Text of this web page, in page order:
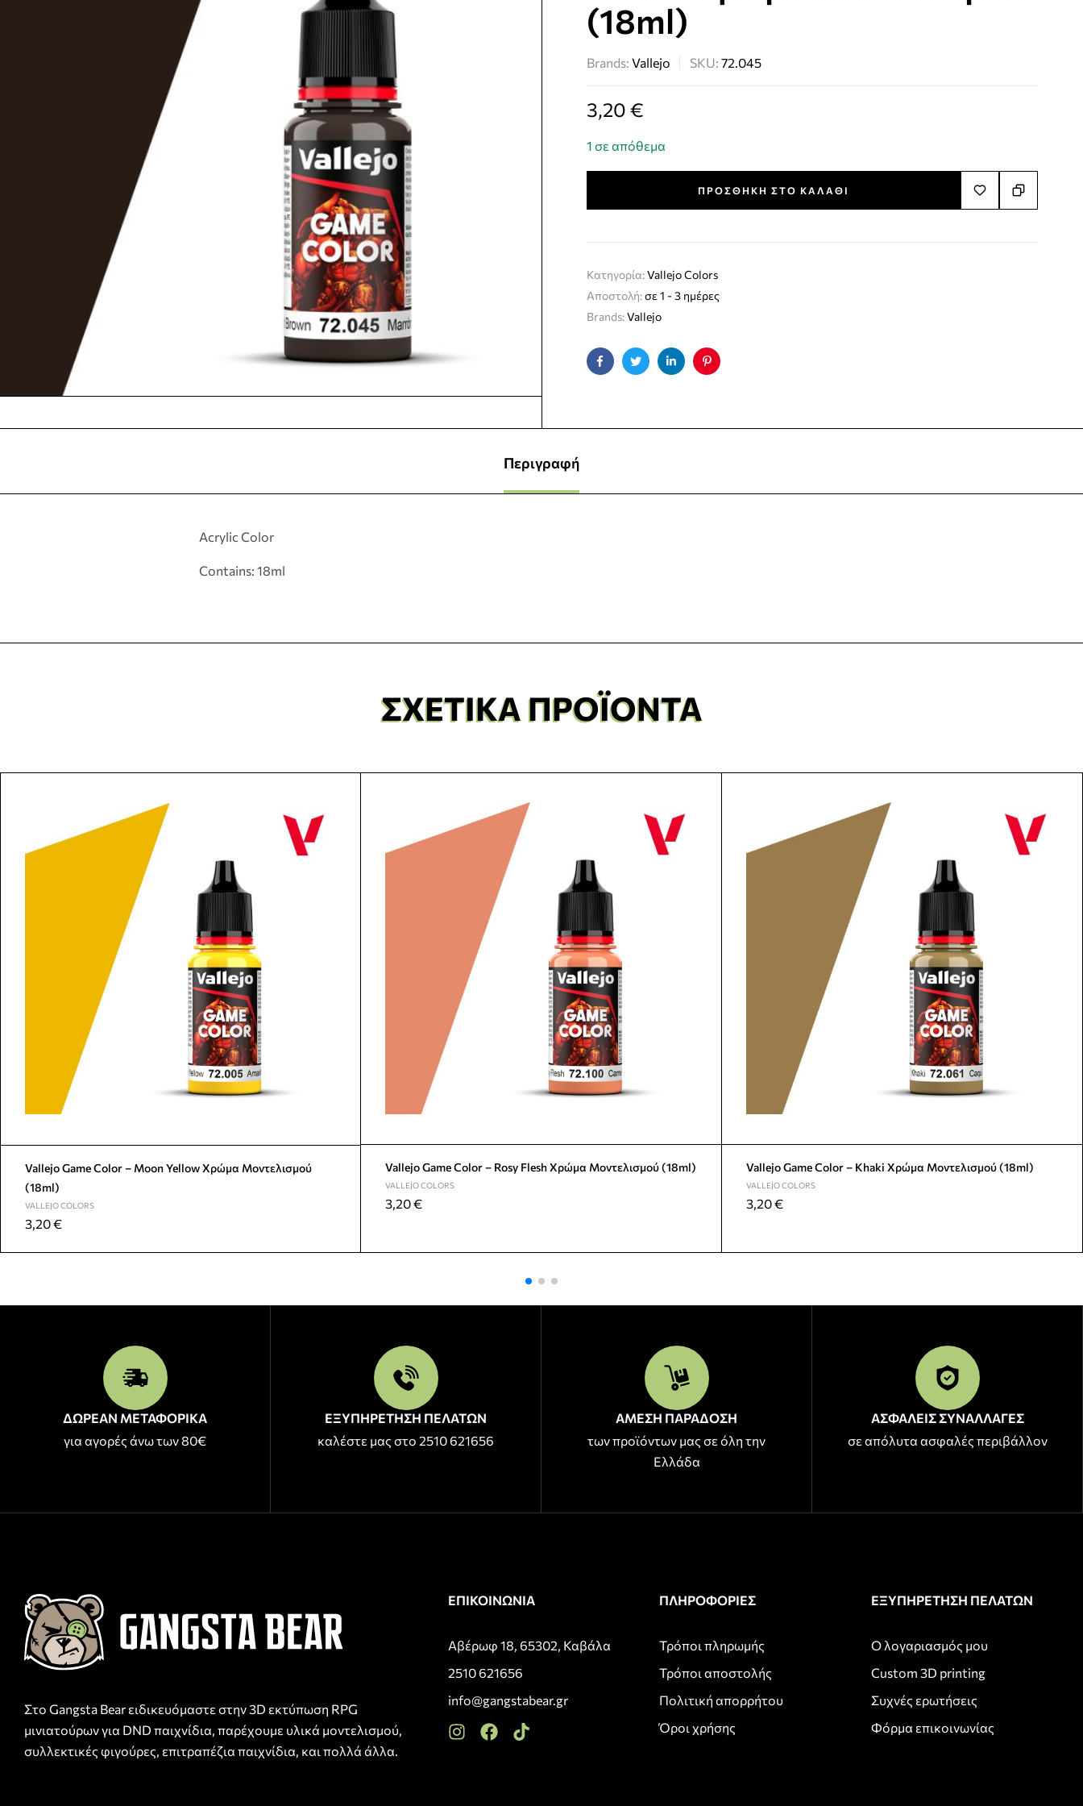
(18ml)
Brands: Vallejo SKU: 72.045
3,20 €
1 σε απόθεμα
ΠΡΟΣΘΉΚΗ ΣΤΟ ΚΑΛΆΘΙ
Κατηγορία:Vallejo Colors
Αποστολή:σε 1 - 3 ημέρες
Brands:Vallejo
FacebookTwitterLinkedinPinterest
Περιγραφή
Acrylic Color
Contains: 18ml
ΣΧΕΤΙΚΆ ΠΡΟΪΌΝΤΑ
Vallejo Game Color – Moon Yellow Χρώμα Μοντελισμού
(18ml)
VALLEJO COLORS
3,20€
Vallejo Game Color – Rosy Flesh Χρώμα Μοντελισμού (18ml)
VALLEJO COLORS
3,20€
Vallejo Game Color – Khaki Χρώμα Μοντελισμού (18ml)
VALLEJO COLORS
3,20€
ΔΩΡΕΑΝ ΜΕΤΑΦΟΡΙΚΑ
για αγορές άνω των 80€
ΕΞΥΠΗΡΕΤΗΣΗ ΠΕΛΑΤΩΝ
καλέστε μας στο 2510 621656
ΑΜΕΣΗ ΠΑΡΑΔΟΣΗ
των προϊόντων μας σε όλη την
Ελλάδα
ΑΣΦΑΛΕΙΣ ΣΥΝΑΛΛΑΓΕΣ
σε απόλυτα ασφαλές περιβάλλον
Στο Gangsta Bear ειδικευόμαστε στην 3D εκτύπωση RPG
μινιατούρων για DND παιχνίδια, παρέχουμε υλικά μοντελισμού,
συλλεκτικές φιγούρες, επιτραπέζια παιχνίδια, και πολλά άλλα.
ΕΠΙΚΟΙΝΩΝΙΑ
Αβέρωφ 18, 65302, Καβάλα
2510 621656
info@gangstabear.gr
ΠΛΗΡΟΦΟΡΙΕΣ
Τρόποι πληρωμής
Τρόποι αποστολής
Πολιτική απορρήτου
Όροι χρήσης
ΕΞΥΠΗΡΕΤΗΣΗ ΠΕΛΑΤΩΝ
Ο λογαριασμός μου
Custom 3D printing
Συχνές ερωτήσεις
Φόρμα επικοινωνίας